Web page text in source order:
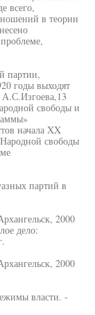
всего,
в теории
партии,
годы выходят
свободы и
начала XX
свободы
партий в
2000
дело:
2000
власти. -